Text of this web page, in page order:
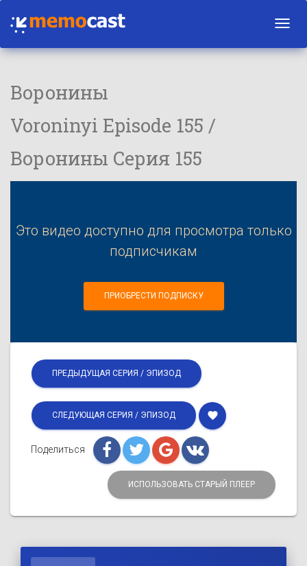
Воронины
Voroninyi Episode 155 /
Воронины Серия 155
Это видео доступно для просмотра только
подписчикам
ПРИОБРЕСТИ ПОДПИСКУ
ПРЕДЫДУЩАЯ СЕРИЯ / ЭПИЗОД
СЛЕДУЮЩАЯ СЕРИЯ / ЭПИЗОД favorite
Поделиться
ИСПОЛЬЗОВАТЬ СТАРЫЙ ПЛЕЕР